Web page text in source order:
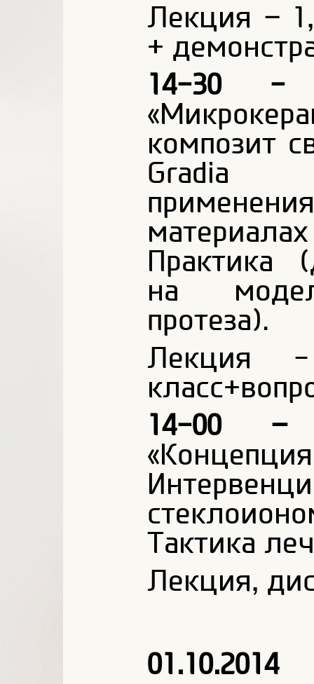
Лекция –
+
14-30 -
композит
Gradia
Практика
на
протеза).
Лекция
14-00 –
Тактика
Лекция,
01.10.2014